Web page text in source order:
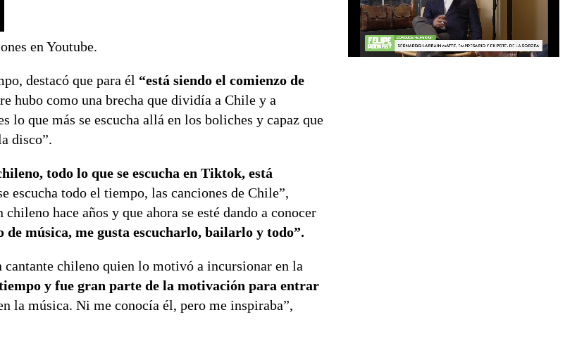
en Youtube.
destacó que para él “está siendo el comienzo de
hubo como una brecha que dividía a Chile y a
lo que más se escucha allá en los boliches y capaz que
disco”.
todo lo que se escucha en Tiktok, está
escucha todo el tiempo, las canciones de Chile”,
hace años y que ahora se esté dando a conocer
música, me gusta escucharlo, bailarlo y todo”.
chileno quien lo motivó a incursionar en la
y fue gran parte de la motivación para entrar
la música. Ni me conocía él, pero me inspiraba”,